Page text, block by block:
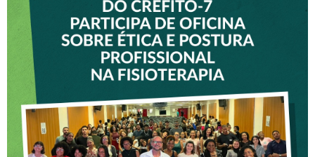
VICE-PRESIDENTE DO
CREFITO-7 PARTICIPA DE
OFICINA SOBRE ÉTICA E
POSTURA PROFISSIONAL
NA FISIOTERAPIA